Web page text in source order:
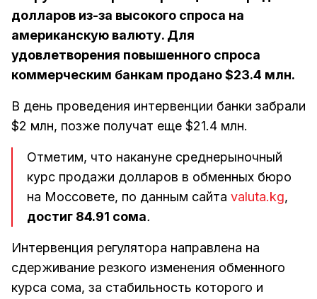
долларов из-за высокого спроса на
американскую валюту. Для
удовлетворения повышенного спроса
коммерческим банкам продано $23.4 млн.
В день проведения интервенции банки забрали
$2 млн, позже получат еще $21.4 млн.
Отметим, что накануне среднерыночный
курс продажи долларов в обменных бюро
на Моссовете, по данным сайта valuta.kg,
достиг 84.91 сома.
Интервенция регулятора направлена на
сдерживание резкого изменения обменного
курса сома, за стабильность которого и